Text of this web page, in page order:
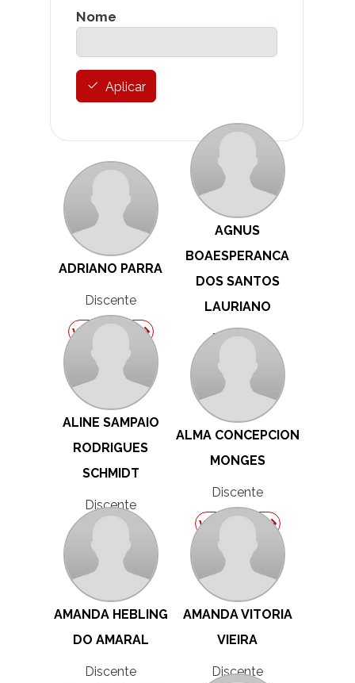
Nome
Aplicar
ADRIANO PARRA
Discente
ver perfil
AGNUS
BOAESPERANCA
DOS SANTOS
LAURIANO
Discente
ver perfil
ALINE SAMPAIO
RODRIGUES
SCHMIDT
Discente
ALMA CONCEPCION
MONGES
Discente
ver perfil
AMANDA HEBLING
DO AMARAL
Discente
AMANDA VITORIA
VIEIRA
Discente